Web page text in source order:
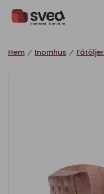
Hem Inomhus Fåtöljer